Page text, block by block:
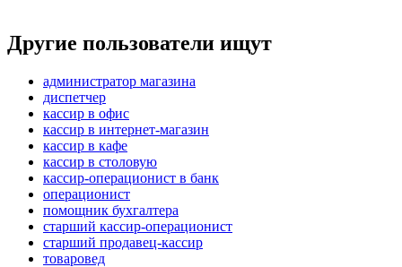
Другие пользователи ищут
администратор магазина
диспетчер
кассир в офис
кассир в интернет-магазин
кассир в кафе
кассир в столовую
кассир-операционист в банк
операционист
помощник бухгалтера
старший кассир-операционист
старший продавец-кассир
товаровед